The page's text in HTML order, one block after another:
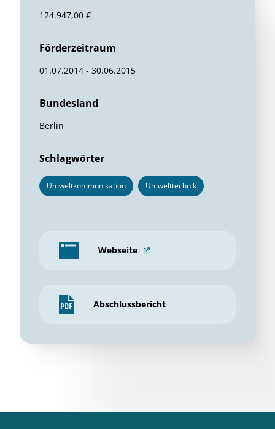
124.947,00 €
Förderzeitraum
01.07.2014 - 30.06.2015
Bundesland
Berlin
Schlagwörter
Umweltkommunikation Umwelttechnik
Webseite
Abschlussbericht